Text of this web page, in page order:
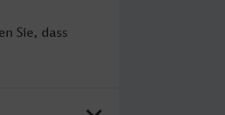
Sie, dass